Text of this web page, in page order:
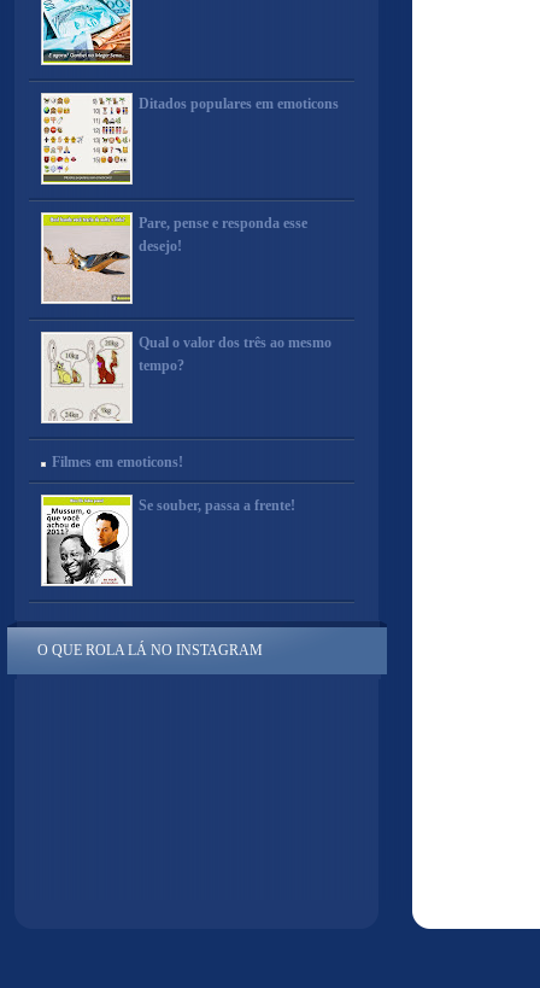
Ditados populares em emoticons
Pare, pense e responda esse
desejo!
Qual o valor dos três ao mesmo
tempo?
Filmes em emoticons!
Se souber, passa a frente!
O QUE ROLA LÁ NO INSTAGRAM